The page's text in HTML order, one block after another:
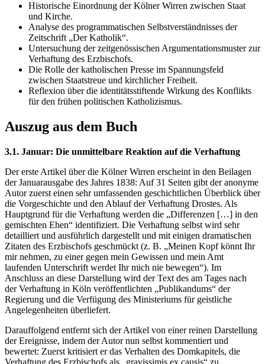
Historische Einordnung der Kölner Wirren zwischen Staat
und Kirche.
Analyse des programmatischen Selbstverständnisses der
Zeitschrift „Der Katholik“.
Untersuchung der zeitgenössischen Argumentationsmuster zur
Verhaftung des Erzbischofs.
Die Rolle der katholischen Presse im Spannungsfeld
zwischen Staatstreue und kirchlicher Freiheit.
Reflexion über die identitätsstiftende Wirkung des Konflikts
für den frühen politischen Katholizismus.
Auszug aus dem Buch
3.1. Januar: Die unmittelbare Reaktion auf die Verhaftung
Der erste Artikel über die Kölner Wirren erscheint in den Beilagen
der Januarausgabe des Jahres 1838: Auf 31 Seiten gibt der anonyme
Autor zuerst einen sehr umfassenden geschichtlichen Überblick über
die Vorgeschichte und den Ablauf der Verhaftung Drostes. Als
Hauptgrund für die Verhaftung werden die „Differenzen […] in den
gemischten Ehen“ identifiziert. Die Verhaftung selbst wird sehr
detailliert und ausführlich dargestellt und mit einigen dramatischen
Zitaten des Erzbischofs geschmückt (z. B. „Meinen Kopf könnt Ihr
mir nehmen, zu einer gegen mein Gewissen und mein Amt
laufenden Unterschrift werdet Ihr mich nie bewegen“). Im
Anschluss an diese Darstellung wird der Text des am Tages nach
der Verhaftung in Köln veröffentlichten „Publikandums“ der
Regierung und die Verfügung des Ministeriums für geistliche
Angelegenheiten überliefert.
Darauffolgend entfernt sich der Artikel von einer reinen Darstellung
der Ereignisse, indem der Autor nun selbst kommentiert und
bewertet: Zuerst kritisiert er das Verhalten des Domkapitels, die